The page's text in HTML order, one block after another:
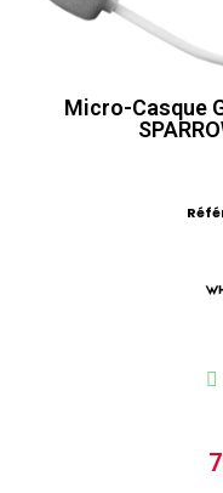
Micro-Casque